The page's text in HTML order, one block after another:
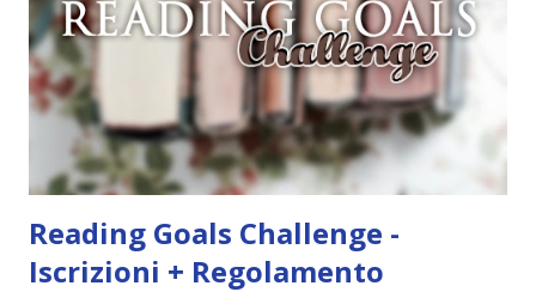
mio ragazzo ed è come quei film dell'orrore che guardi
coprendoti gli occhi. È bellissimo, forte, e assolutamente
terrificante. Non mi vede neppure. Ma io l'ho notato. L'ho
visto, l'ho sentito. Le cose che ha fatto, i misfatti ch...
Reading Goals Challenge -
Iscrizioni + Regolamento